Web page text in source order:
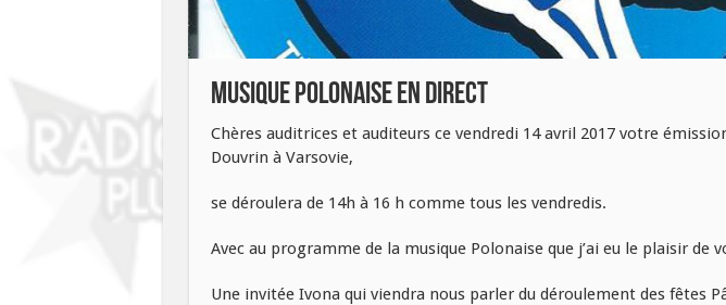
Musique Polonaise en Direct
Chères auditrices et auditeurs ce vendredi 14 avril 2017 votre
Douvrin à Varsovie,
se déroulera de 14h à 16 h comme tous les vendredis.
Avec au programme de la musique Polonaise que j’ai eu le plaisir de
Une invitée Ivona qui viendra nous parler du déroulement des fêtes